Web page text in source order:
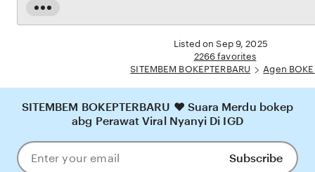
Read
the
transaksi dijamin aman, sementara update hasil dan informasi permainan selalu tersedia
utama bagi pecinta BOKEP online di Indonesia.
Listed on Sep 9, 2025
2266 favorites
SITEMBEM BOKEPTERBARU
Agen
SITEMBEM BOKEPTERBARU ❤️ Suara Merdu bokep
abg Perawat Viral Nyanyi Di IGD
Enter
Subscribe